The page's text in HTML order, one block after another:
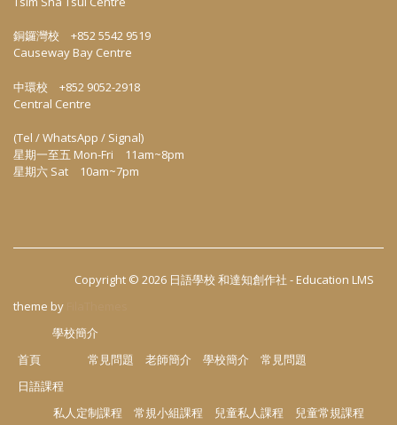
銅鑼灣校 +852 5542 9519
Causeway Bay Centre
中環校 +852 9052-2918
Central Centre
(Tel / WhatsApp / Signal)
星期一至五 Mon-Fri 11am~8pm
星期六 Sat 10am~7pm
Copyright © 2026 日語學校 和達知創作社 - Education LMS
theme by
首頁
學校簡介
常見問題
老師簡介 學校簡介
常見問題
日語課程
私人定制課程
常規小組課程 兒童私人課程 兒童常規課程